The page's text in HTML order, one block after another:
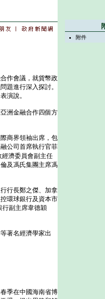
作會議，就貨幣政
題進行深入探討。
演說。
洲金融合作四個方
商界領袖出席，包
公司首席執行官菲
經濟委員會副主任
及馮氏集團主席馮
行長鄭之傑、加拿
環球銀行及資本市
行副主席韋德穎
著名經濟學家出
季在中國海南省博
附件